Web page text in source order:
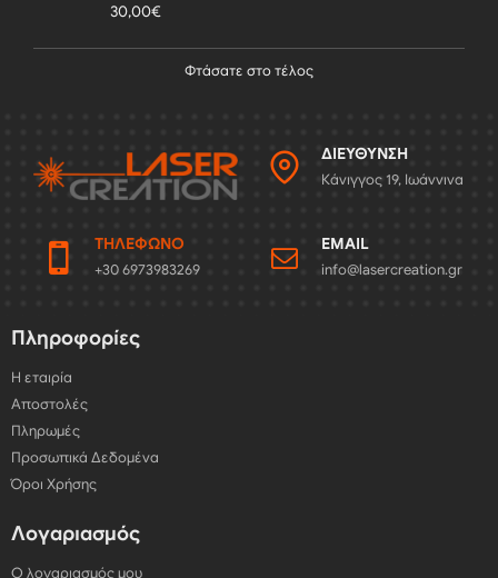
30,00€
Φτάσατε στο τέλος
ΔΙΕΎΘΥΝΣΗ
Κάνιγγος 19, Ιωάννινα
ΤΗΛΈΦΩΝΟ
+30 6973983269
EMAIL
info@lasercreation.gr
Πληροφορίες
Η εταιρία
Αποστολές
Πληρωμές
Προσωπικά Δεδομένα
Όροι Χρήσης
Λογαριασμός
Ο λογαριασμός μου